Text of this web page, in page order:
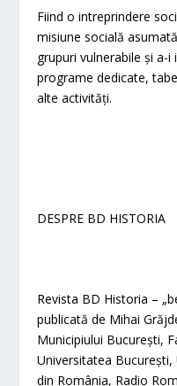
Fiind o intreprindere
misiune socială
grupuri vulnerabile și a-
programe dedicate,
alte activități.
DESPRE BD HISTORIA
Revista BD Historia –
publicată de Mihai
Municipiului București,
Universitatea
din România, Radio